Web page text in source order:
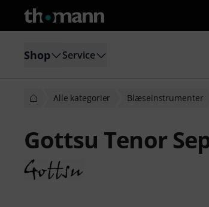
Shop Service
Alle kategorier Blæseinstrumenter
Gottsu Tenor